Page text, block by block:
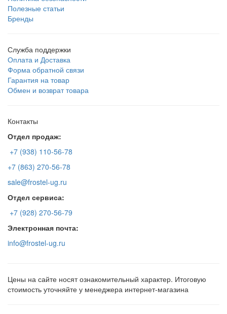
Полезные статьи
Бренды
Служба поддержки
Оплата и Доставка
Форма обратной связи
Гарантия на товар
Обмен и возврат товара
Контакты
Отдел продаж:
+7 (938) 110-56-78
+7 (863) 270-56-78
sale@frostel-ug.ru
Отдел сервиса:
+7 (928) 270-56-79
Электронная почта:
info@frostel-ug.ru
Цены на сайте носят ознакомительный характер. Итоговую
стоимость уточняйте у менеджера интернет-магазина